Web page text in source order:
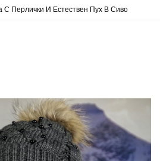
С Перлички И Естествен Пух В Сиво